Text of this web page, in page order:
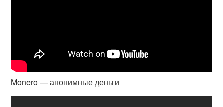
Monero — анонимные деньги